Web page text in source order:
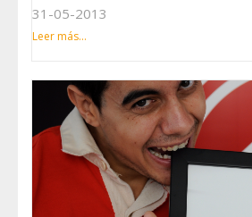
31-05-2013
Leer más...